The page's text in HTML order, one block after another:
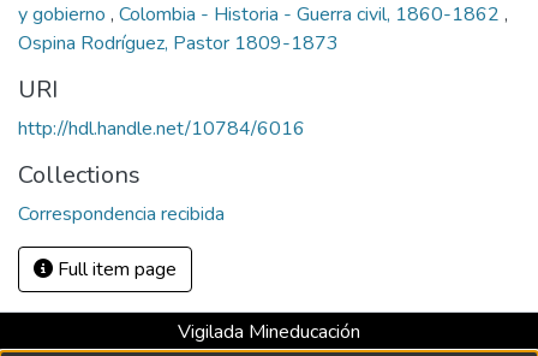
y gobierno , Colombia - Historia - Guerra civil, 1860-1862 ,
Ospina Rodríguez, Pastor 1809-1873
URI
http://hdl.handle.net/10784/6016
Collections
Correspondencia recibida
Full item page
Vigilada Mineducación